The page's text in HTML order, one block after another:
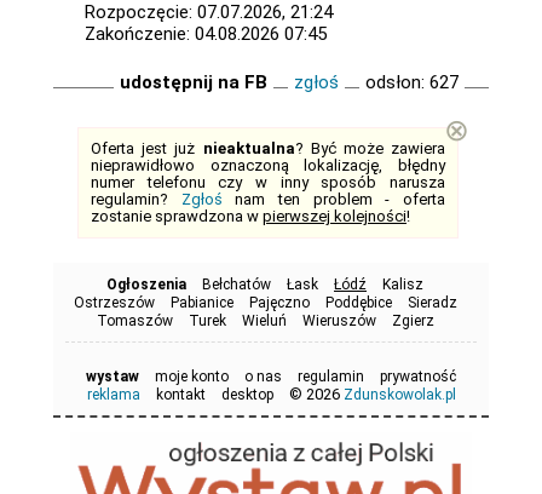
Rozpoczęcie: 07.07.2026, 21:24
Zakończenie: 04.08.2026 07:45
udostępnij na FB zgłoś odsłon: 627
Oferta jest już nieaktualna? Być może zawiera
nieprawidłowo oznaczoną lokalizację, błędny
numer telefonu czy w inny sposób narusza
regulamin? Zgłoś nam ten problem - oferta
zostanie sprawdzona w pierwszej kolejności!
⊗
Ogłoszenia Bełchatów Łask Łódź
Kalisz
Ostrzeszów
Pabianice Pajęczno Poddębice
Sieradz
Tomaszów
Turek Wieluń Wieruszów Zgierz
wystaw moje konto o nas regulamin
prywatność
reklama
kontakt desktop © 2026 Zdunskowolak.pl